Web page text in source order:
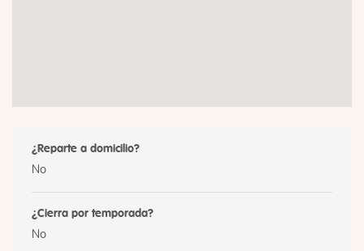
¿Reparte a domicilio?
No
¿Cierra por temporada?
No